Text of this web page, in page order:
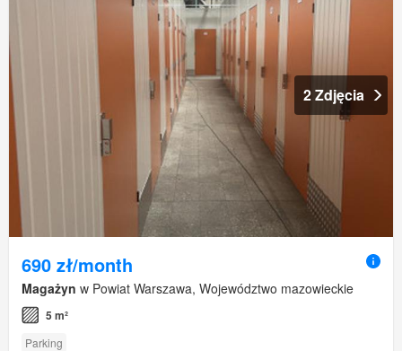
2 Zdjęcia
690 zł/month
Magażyn w Powiat Warszawa, Województwo mazowieckie
5 m²
Parking